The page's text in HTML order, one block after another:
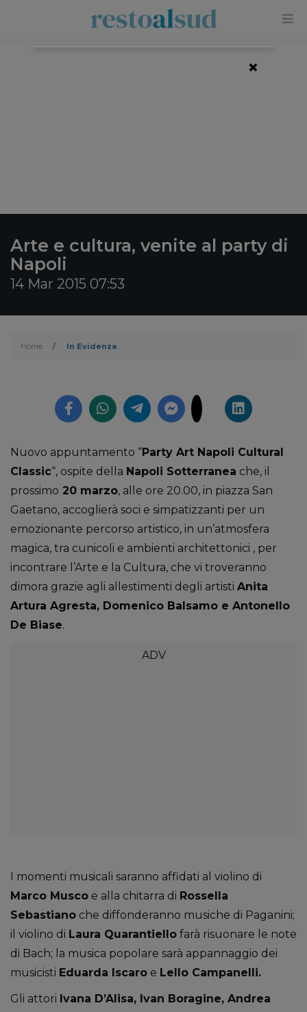
Arte e cultura, venite al party di
Napoli
14 Mar 2015 07:53
Home / In Evidenza
Nuovo appuntamento “Party Art Napoli Cultural
Classic“, ospite della Napoli Sotterranea che, il
prossimo 20 marzo, alle ore 20.00, in piazza San
Gaetano, accoglierà soci e simpatizzanti per un
emozionante percorso artistico, in un’atmosfera
magica, tra cunicoli e ambienti architettonici , per
incontrare l’Arte e la Cultura, che vi troveranno
dimora grazie agli allestimenti degli artisti Anita
Artura Agresta, Domenico Balsamo e Antonello
De Biase.
I momenti musicali saranno affidati al violino di
Marco Musco e alla chitarra di Rossella
Sebastiano che diffonderanno musiche di Paganini;
il violino di Laura Quarantiello farà risuonare le note
di Bach; la musica popolare sarà appannaggio dei
musicisti Eduarda Iscaro e Lello Campanelli.
Gli attori Ivana D’Alisa, Ivan Boragine, Andrea
×